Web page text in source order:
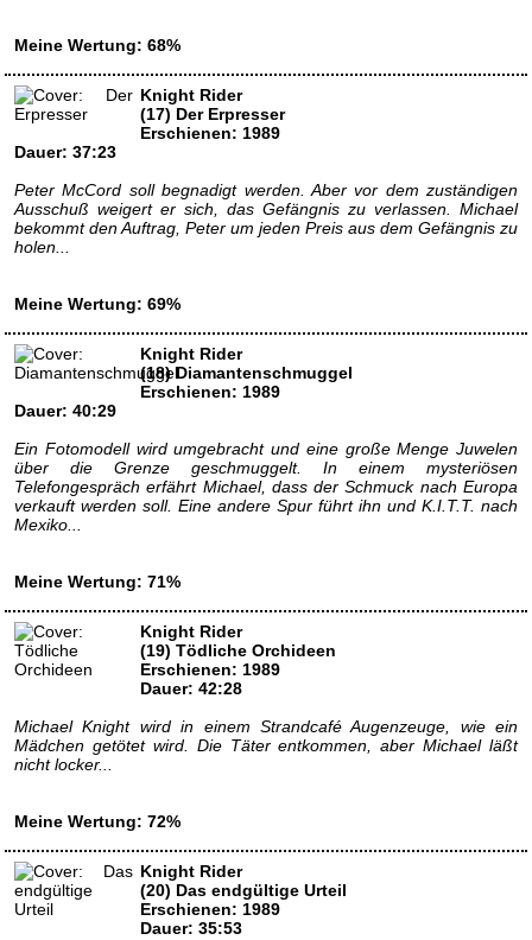
Meine Wertung: 68%
Knight Rider
(17) Der Erpresser
Erschienen: 1989
Dauer: 37:23
Peter McCord soll begnadigt werden. Aber vor dem zuständigen
Ausschuß weigert er sich, das Gefängnis zu verlassen. Michael
bekommt den Auftrag, Peter um jeden Preis aus dem Gefängnis zu
holen...
Meine Wertung: 69%
Knight Rider
(18) Diamantenschmuggel
Erschienen: 1989
Dauer: 40:29
Ein Fotomodell wird umgebracht und eine große Menge Juwelen
über die Grenze geschmuggelt. In einem mysteriösen
Telefongespräch erfährt Michael, dass der Schmuck nach Europa
verkauft werden soll. Eine andere Spur führt ihn und K.I.T.T. nach
Mexiko...
Meine Wertung: 71%
Knight Rider
(19) Tödliche Orchideen
Erschienen: 1989
Dauer: 42:28
Michael Knight wird in einem Strandcafé Augenzeuge, wie ein
Mädchen getötet wird. Die Täter entkommen, aber Michael läßt
nicht locker...
Meine Wertung: 72%
Knight Rider
(20) Das endgültige Urteil
Erschienen: 1989
Dauer: 35:53